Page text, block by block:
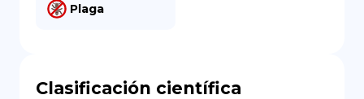
Plaga
Clasificación científica